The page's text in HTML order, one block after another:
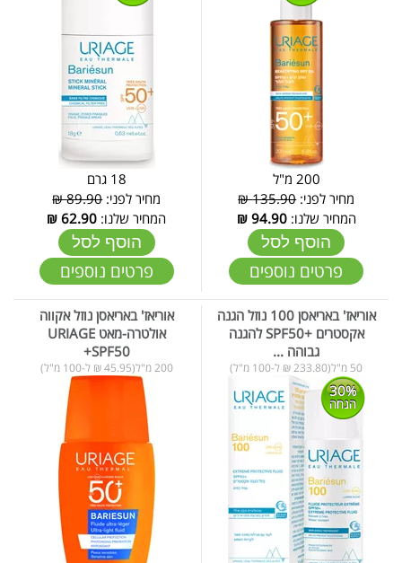
200 מ"ל
מחיר לפני:135.90 ₪
המחיר שלנו:94.90
₪
הוסף לסל
פרטים נוספים
18 גרם
מחיר לפני:89.90 ₪
המחיר שלנו: 62.90
₪
הוסף לסל
פרטים נוספים
אוריאז' באריאסן 100 נוזל הגנה
אקסטרים +SPF50 להגנה
גבוהה ...
50 מ"ל(233.80 ₪ ל-100 מ"ל)
30%
הנחה
אוריאז' באריאסן נוזל אקווה
אולטרה-מאט URIAGE
+SPF50
200 מ"ל(45.95 ₪ ל-100 מ"ל)